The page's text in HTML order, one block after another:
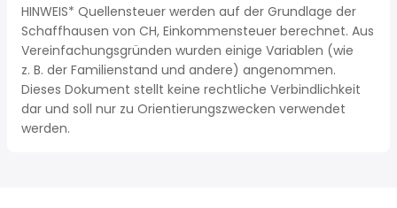
HINWEIS* Quellensteuer werden auf der Grundlage der
Schaffhausen von CH, Einkommensteuer berechnet. Aus
Vereinfachungsgründen wurden einige Variablen (wie
z. B. der Familienstand und andere) angenommen.
Dieses Dokument stellt keine rechtliche Verbindlichkeit
dar und soll nur zu Orientierungszwecken verwendet
werden.